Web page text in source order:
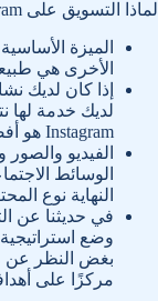
لماذا التسويق على Instagram؟
الأخرى هي
إذا كان لديك
لديك خدمة لها
Instagram هو أفضل نظام أساسي لعرض هذا المحتوى.
الفيديو
الوسائط
النهاية نوع
في حديثنا عن
وضع
بغض النظر عن
مركزًا على